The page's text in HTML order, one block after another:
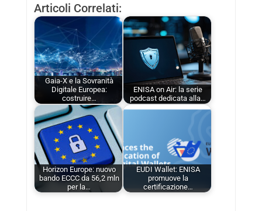
Articoli Correlati:
Gaia-X e la Sovranità
Digitale Europea:
costruire…
ENISA on Air: la serie
podcast dedicata alla…
Horizon Europe: nuovo
bando ECCC da 56,2 mln
per la…
EUDI Wallet: ENISA
promuove la
certificazione…